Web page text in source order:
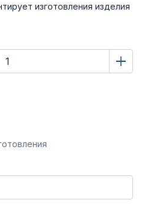
изготовления изделия